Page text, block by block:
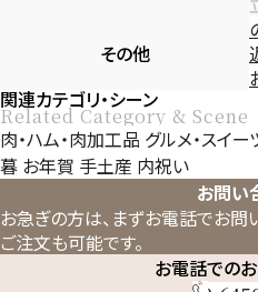
その他
関連カテゴリ・シーン
Related Category & Scene
肉・ハム・肉加工品 グルメ・スイー
暮 お年賀 手土産 内祝い
お問い
お急ぎの方は、まずお電話でお問
ご注文も可能です。
お電話での